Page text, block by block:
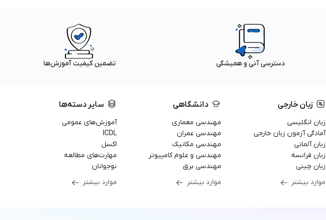
دسترسی آنی و همیشگی تضمین کیفیت آموزش‌ها
زبان خارجی
زبان انگلیسی
آمادگی آزمون زبان خارجی
زبان آلمانی
زبان فرانسه
زبان چینی
موارد بیشتر
دانشگاهی
مهندسی معماری
مهندسی عمران
مهندسی مکانیک
مهندسی و علوم کامپیوتر
مهندسی برق
موارد بیشتر
سایر دسته‌ها
آموزش‌های عمومی
ICDL
اکسل
مهارت‌های مطالعه
نوجوانان
موارد بیشتر